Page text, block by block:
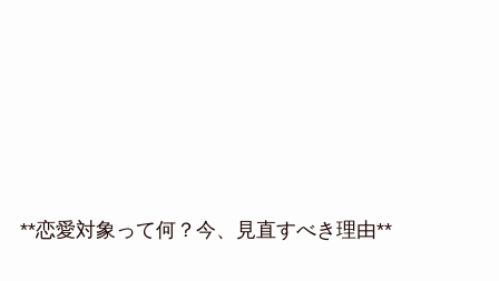
**恋愛対象って何？今、見直すべき理由**